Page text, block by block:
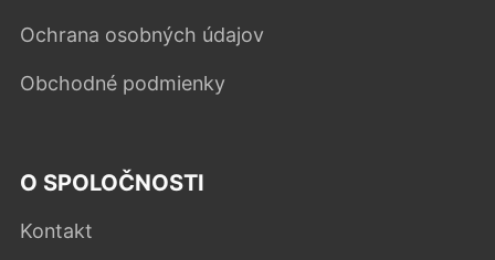
Ochrana osobných údajov
Obchodné podmienky
O SPOLOČNOSTI
Kontakt